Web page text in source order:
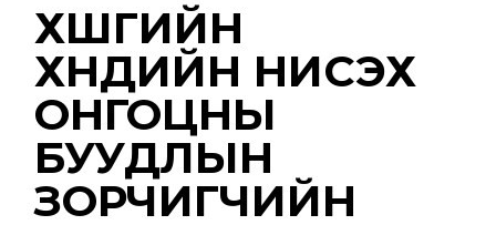
ХӨШГИЙН
ХӨНДИЙН НИСЭХ
ОНГОЦНЫ
БУУДЛЫН
ЗОРЧИГЧИЙН